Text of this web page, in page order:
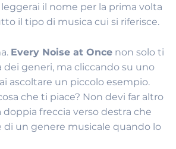
il nome per la prima volta
il tipo di musica cui si riferisce.
Every Noise at Once non solo ti
dei generi, ma cliccando su uno
ascoltare un piccolo esempio.
che ti piace? Non devi far altro
doppia freccia verso destra che
di un genere musicale quando lo